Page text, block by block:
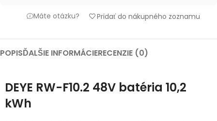
Máte otázku? Pridať do nákupného zoznamu
POPISĎALŠIE INFORMÁCIERECENZIE (0)
DEYE RW-F10.2 48V batéria 10,2
kWh